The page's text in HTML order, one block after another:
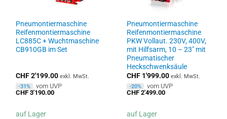
Pneumontiermaschine
Reifenmontiermaschine
LC885C + Wuchtmaschine
CB910GB im Set
CHF2'199.00 exkl. MwSt.
-31%
vom UVP
CHF 3'190.00
auf Lager
Pneumontiermaschine
Reifenmontiermaschine
PKW Vollaut. 230V, 400V,
mit Hilfsarm, 10 – 23″ mit
Pneumatischer
Heckschwenksäule
CHF 1'999.00 exkl. MwSt.
-20%
vom UVP
CHF 2'499.00
auf Lager